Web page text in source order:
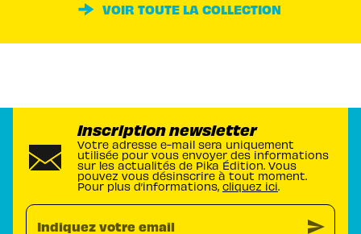
VOIR TOUTE LA COLLECTION
Inscription newsletter
Votre adresse e-mail sera uniquement
utilisée pour vous envoyer des informations
sur les actualités de Pika Édition. Vous
pouvez vous désinscrire à tout moment.
Pour plus d’informations, cliquez ici.
Indiquez votre email send